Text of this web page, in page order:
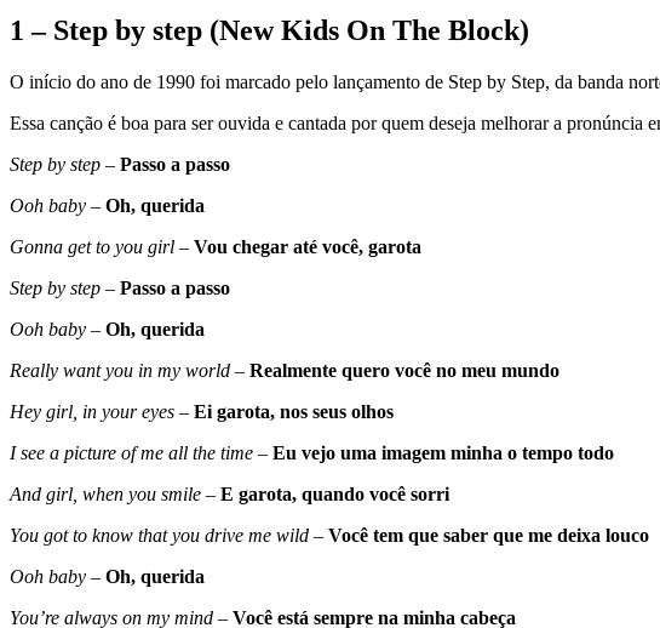
1 – Step by step (New Kids On The Block)
O início do ano de 1990 foi marcado pelo lançamento de Step by Step, da banda
Essa canção é boa para ser ouvida e cantada por quem deseja melhorar a
Step by step – Passo a passo
Ooh baby – Oh, querida
Gonna get to you girl – Vou chegar até você, garota
Step by step – Passo a passo
Ooh baby – Oh, querida
Really want you in my world – Realmente quero você no meu mundo
Hey girl, in your eyes – Ei garota, nos seus olhos
I see a picture of me all the time – Eu vejo uma imagem minha o tempo todo
And girl, when you smile – E garota, quando você sorri
You got to know that you drive me wild – Você tem que saber que me deixa louco
Ooh baby – Oh, querida
You’re always on my mind – Você está sempre na minha cabeça